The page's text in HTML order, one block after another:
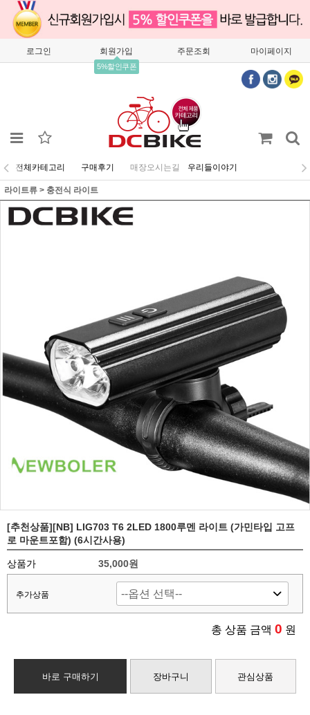
로그인 회원가입
5%할인쿠폰
주문조회 마이페이지
전체카테고리 구매후기 매장오시는길 우리들이야기
라이트류 > 충전식 라이트
[추천상품][NB] LIG703 T6 2LED 1800루멘 라이트 (가민타입 고프
로 마운트포함) (6시간사용)
상품가 35,000원
추가상품
총 상품 금액 0 원
바로 구매하기 장바구니 관심상품